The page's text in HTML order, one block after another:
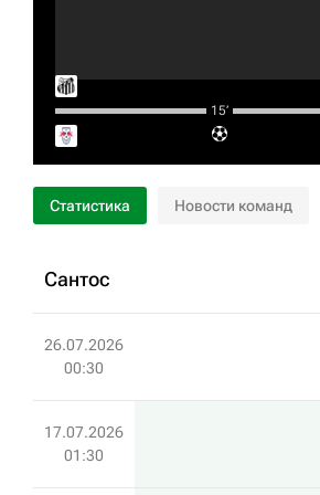
15‎’‎
Статистика Новости команд
Сантос
26.07.2026
00:30
17.07.2026
01:30